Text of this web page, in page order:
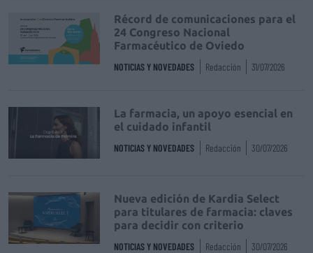
Récord de comunicaciones para el
24 Congreso Nacional
Farmacéutico de Oviedo
NOTICIAS Y NOVEDADES Redacción 31/07/2026
La farmacia, un apoyo esencial en
el cuidado infantil
NOTICIAS Y NOVEDADES Redacción 30/07/2026
Nueva edición de Kardia Select
para titulares de farmacia: claves
para decidir con criterio
NOTICIAS Y NOVEDADES Redacción 30/07/2026